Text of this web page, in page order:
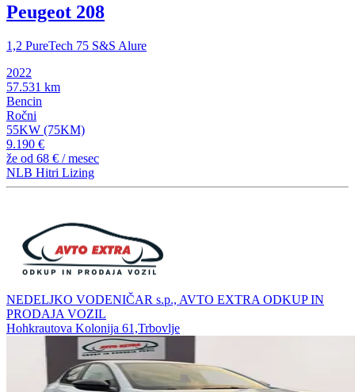
Peugeot 208
1,2 PureTech 75 S&S Alure
2022
57.531 km
Bencin
Ročni
55KW (75KM)
9.190 €
že od 68 € / mesec
NLB Hitri Lizing
NEDELJKO VODENIČAR s.p., AVTO EXTRA ODKUP IN
PRODAJA VOZIL
Hohkrautova Kolonija 61,Trbovlje